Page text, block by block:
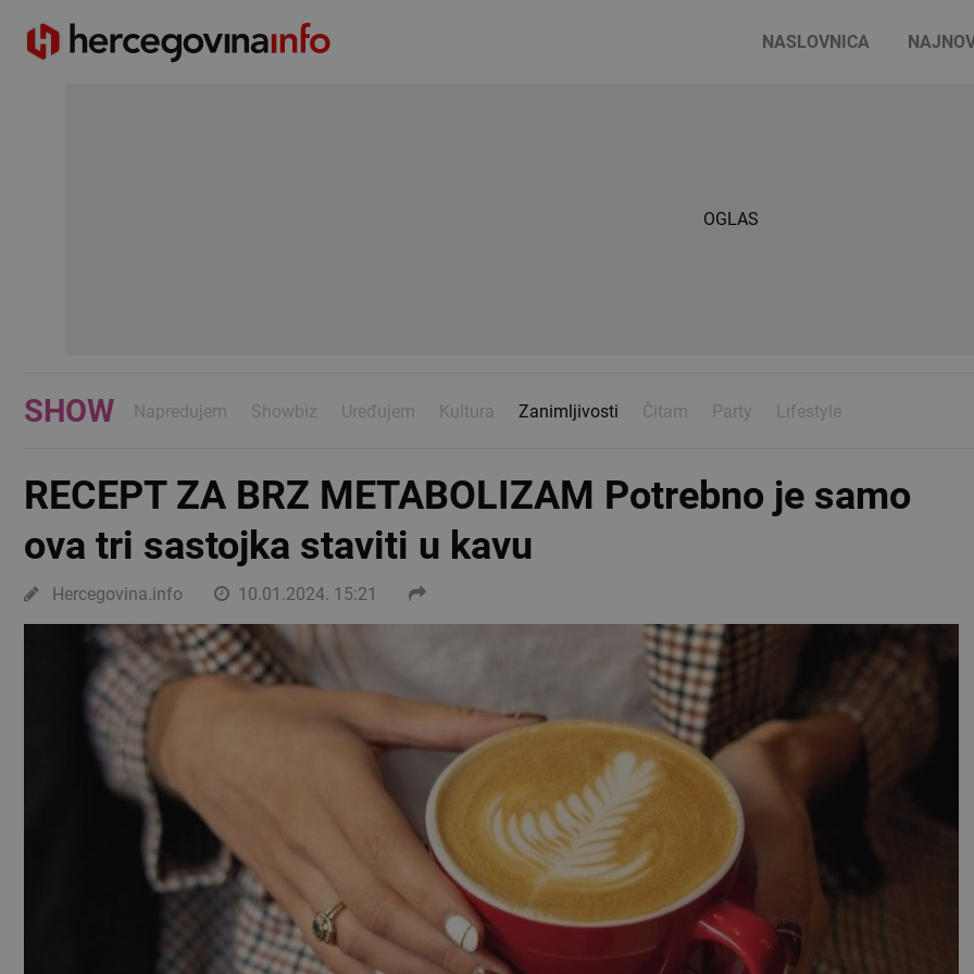
NASLOVNICA
OGLAS
SHOW Napredujem Showbiz Uređujem Kultura Zanimljivosti Čitam Party Lifestyle
RECEPT ZA BRZ METABOLIZAM Potrebno je samo
ova tri sastojka staviti u kavu
Hercegovina.info 10.01.2024. 15:21